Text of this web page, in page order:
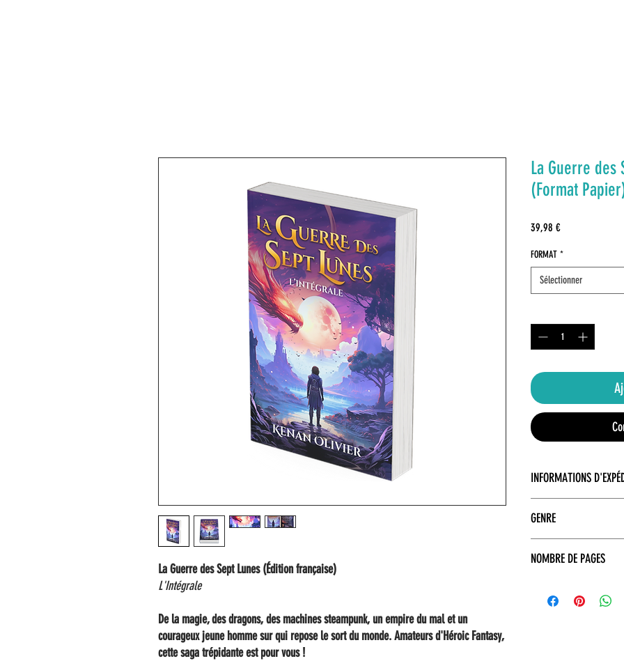
La Guerre des Sept Lunes (Édition française)
L'Intégrale
De la magie, des dragons, des machines steampunk, un empire du mal et un
courageux jeune homme sur qui repose le sort du monde. Amateurs d'Héroic Fantasy,
cette saga trépidante est pour vous !
La Guerre
(Format
39,98 €Prix
FORMAT *
Sélectionner
INFORMATIONS
sont effectuées par Amazon.
GENRE
NOMBRE DE PAGES